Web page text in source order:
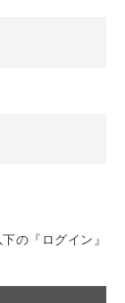
の『ログイン』